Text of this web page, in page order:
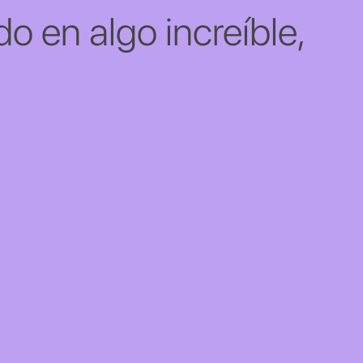
en algo increíble,